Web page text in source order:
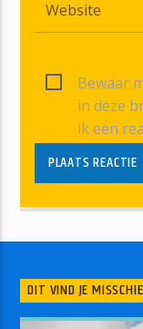
Bewaar
in deze
ik een
DIT VIND JE